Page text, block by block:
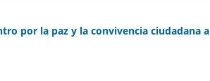
por la paz y la convivencia ciudadana